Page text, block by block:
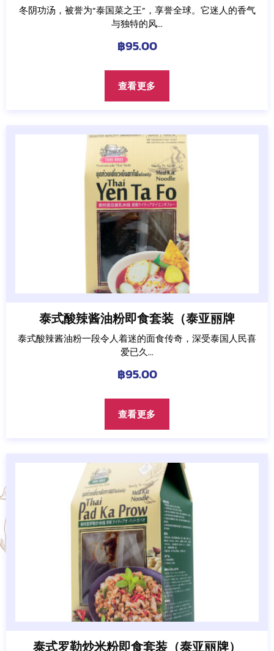
冬阴功汤，被誉为“泰国菜之王”，享誉全球。它迷人的香气
与独特的风...
฿95.00
查看更多
泰式酸辣酱油粉即食套装（泰亚丽牌
泰式酸辣酱油粉一段令人着迷的面食传奇，深受泰国人民喜
爱已久...
฿95.00
查看更多
泰式罗勒炒米粉即食套装（泰亚丽牌）